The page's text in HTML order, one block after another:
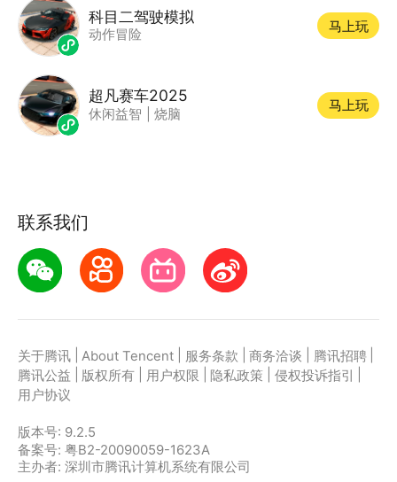
科目二驾驶模拟
动作冒险
马上玩
超凡赛车2025
休闲益智 烧脑
马上玩
联系我们
关于腾讯 About Tencent 服务条款 商务洽谈 腾讯招聘
腾讯公益
版权所有 用户权限 隐私政策 侵权投诉指引
用户协议
版本号: 9.2.5
备案号: 粤B2-20090059-1623A
主办者: 深圳市腾讯计算机系统有限公司